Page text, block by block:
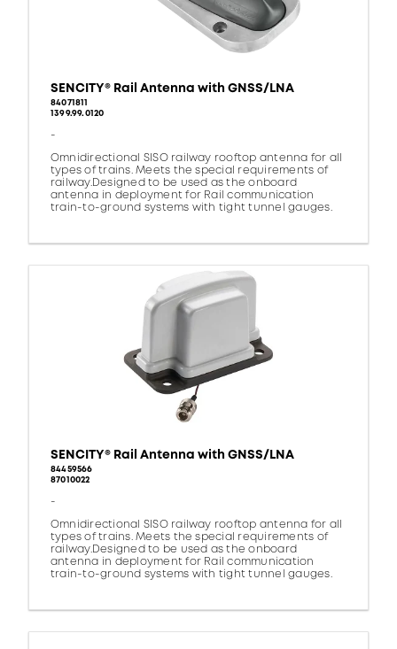
SENCITY® Rail Antenna with GNSS/LNA
84071811
1399.99.0120
-
Omnidirectional SISO railway rooftop antenna for all
types of trains. Meets the special requirements of
railway.Designed to be used as the onboard
antenna in deployment for Rail communication
train-to-ground systems with tight tunnel gauges.
SENCITY® Rail Antenna with GNSS/LNA
84459566
87010022
-
Omnidirectional SISO railway rooftop antenna for all
types of trains. Meets the special requirements of
railway.Designed to be used as the onboard
antenna in deployment for Rail communication
train-to-ground systems with tight tunnel gauges.